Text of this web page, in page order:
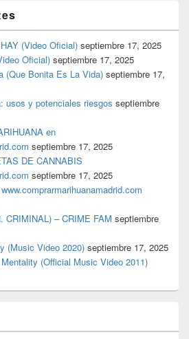
(Video Oficial) septiembre 17, 2025
Oficial) septiembre 17, 2025
(Que Bonita Es La Vida) septiembre 17,
usos y potenciales riesgos septiembre
en
septiembre 17, 2025
DE CANNABIS
septiembre 17, 2025
CRIMINAL) – CRIME FAM septiembre
(Music Video 2020) septiembre 17, 2025
(Official Music Video 2011)